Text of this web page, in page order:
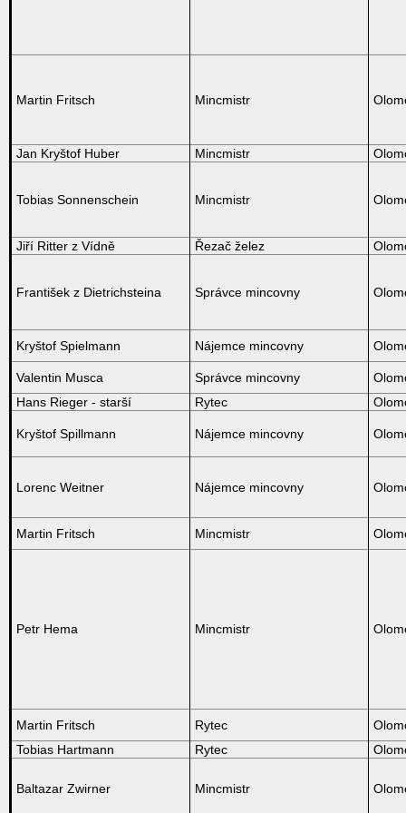
Martin Fritsch Mincmistr
Jan Kryštof Huber Mincmistr
Tobias Sonnenschein Mincmistr
Jiří Ritter z Vídně Řezač želez
František z Dietrichsteina Správce mincovny
Kryštof Spielmann Nájemce mincovny
Valentin Musca Správce mincovny
Hans Rieger - starší
Rytec
Kryštof Spillmann Nájemce mincovny
Lorenc Weitner Nájemce mincovny
Martin Fritsch Mincmistr
Petr Hema Mincmistr
Martin Fritsch Rytec
Tobias Hartmann
Rytec
Baltazar Zwirner Mincmistr